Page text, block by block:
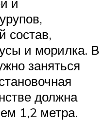
состав,
и морилка. В
заняться
должна
1,2 метра.